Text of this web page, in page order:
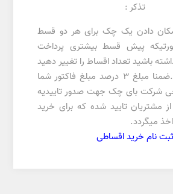
تذکر :
دادن یک چک برای هر دو قسط
پیش قسط بیشتری پرداخت
باشید تعداد اقساط را تغییر دهید
امکانپذیر میباشد.ضمنا مبلغ 3 درصد مبلغ فاکتور شما
شرکت بای چک جهت صدور تاییدیه
مشتریان تایید شده که برای خرید
میگردد.
ثبت نام خرید اقساطی